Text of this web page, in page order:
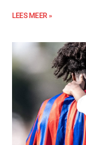
LEES MEER »